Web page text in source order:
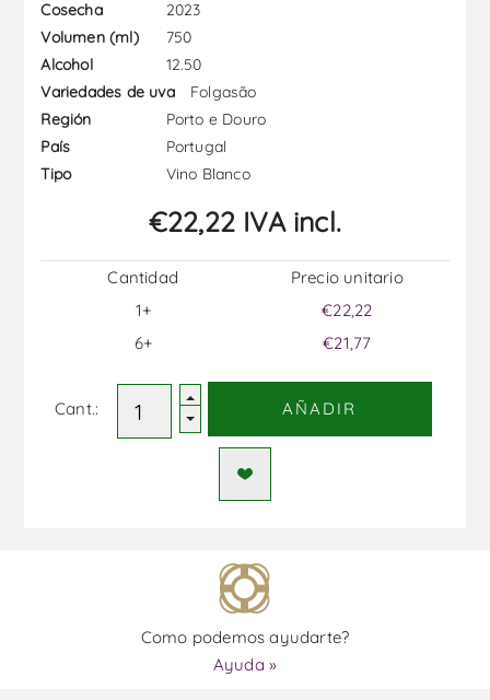
Cosecha
2023
Volumen (ml)
750
Alcohol
12.50
Variedades de uva
Folgasão
Región
Porto e Douro
País
Portugal
Tipo
Vino Blanco
€22,22 IVA incl.
Cantidad
1+
6+
Precio unitario
€22,22
€21,77
Cant.: AÑADIR
Como podemos ayudarte?
Ayuda »